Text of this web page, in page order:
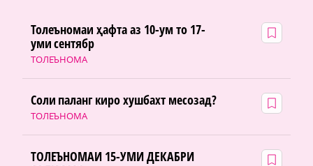
ТОЛЕЪНОМА
Толеъномаи ҳафта аз 10-ум то 17-
уми сентябр
ТОЛЕЪНОМА
Соли паланг киро хушбахт месозад?
ТОЛЕЪНОМАИ 15-УМИ ДЕКАБРИ